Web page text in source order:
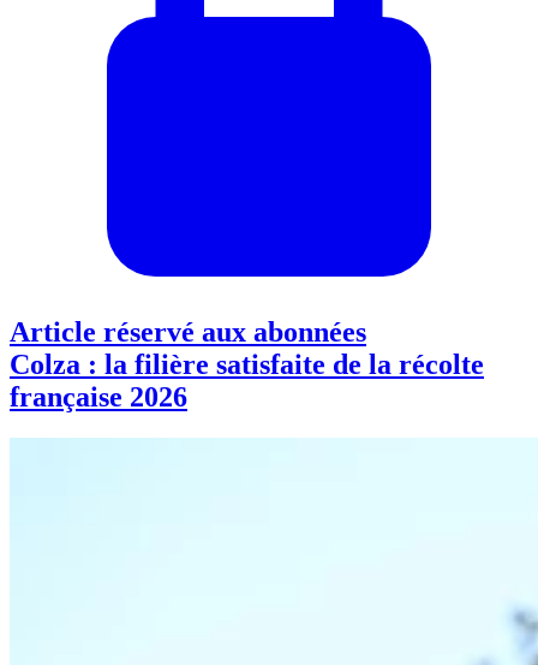
Article réservé aux abonnées
Colza : la filière satisfaite de la récolte
française 2026